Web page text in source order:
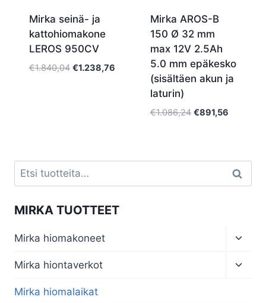
Mirka seinä- ja
kattohiomakone
LEROS 950CV
€1.840,04 Alkuperäinen
€1.238,76Nykyinen
€1.238,76.
Mirka AROS-B
150 Ø 32 mm
max 12V 2.5Ah
5.0 mm epäkesko
(sisältäen akun ja
laturin)
€1.086,24 Alkuperäinen
€891,56Nykyinen
Etsi: Haku
MIRKA TUOTTEET
Mirka hiomakoneet
menu
Mirka hiontaverkot
Mirka hiomalaikat